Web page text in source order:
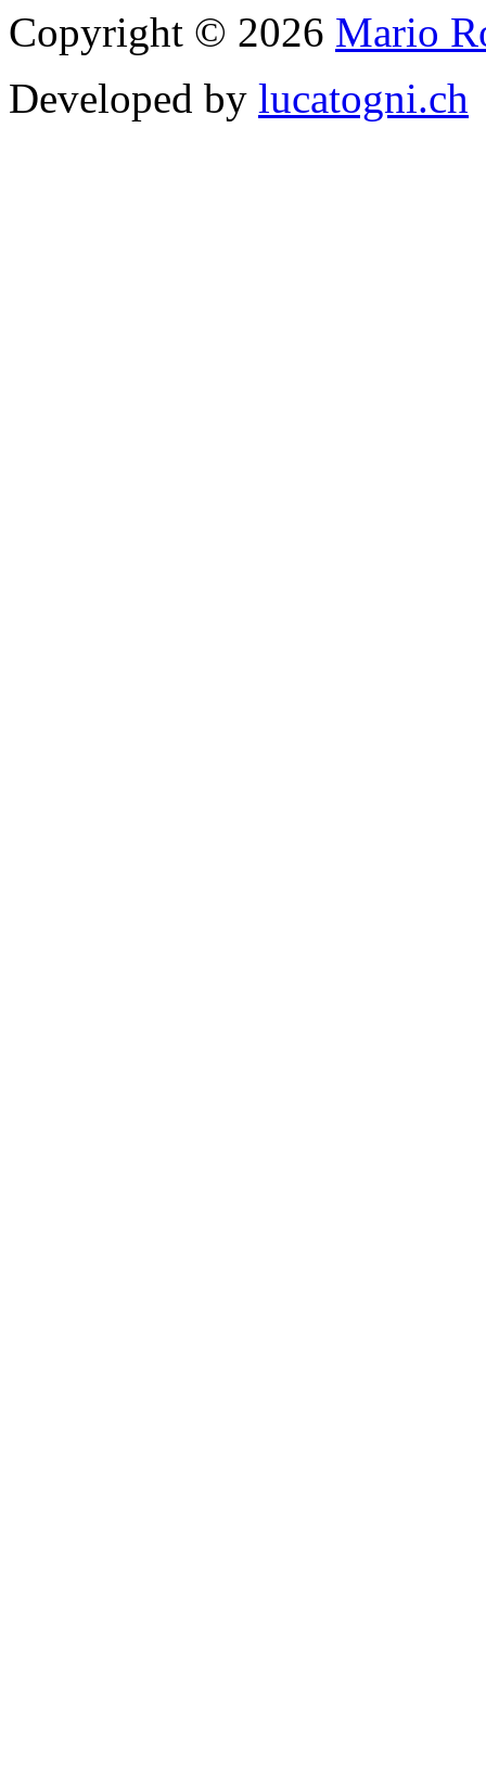
Copyright © 2026 Mario
Developed by lucatogni.ch